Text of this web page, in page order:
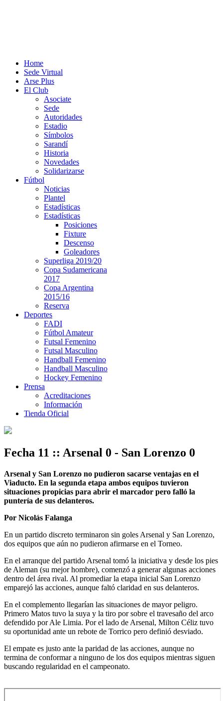
Home
Sede Virtual
Arse Plus
El Club
Asociate
Sede
Autoridades
Estadio
Símbolos
Sarandí
Historia
Novedades
Solidarizarse
Fútbol
Noticias
Plantel
Estadísticas
Estadísticas
Posiciones
Fixture
Descenso
Goleadores
Superliga 2019/20
Copa Sudamericana
2017
Copa Argentina
2015/16
Reserva
Deportes
FADI
Fútbol Amateur
Futsal Femenino
Futsal Masculino
Handball Femenino
Handball Masculino
Hockey Femenino
Prensa
Acreditaciones
Información
Tienda Oficial
Fecha 11 :: Arsenal 0 - San Lorenzo 0
Arsenal y San Lorenzo no pudieron sacarse ventajas en el
Viaducto. En la segunda etapa ambos equipos tuvieron
situaciones propicias para abrir el marcador pero falló la
puntería de sus delanteros.
Por Nicolás Falanga
En un partido discreto terminaron sin goles Arsenal y San Lorenzo,
dos equipos que aún no pudieron afirmarse en el Torneo.
En el arranque del partido Arsenal tomó la iniciativa y desde los pies
de Aleman (su mejor hombre), comenzó a generar algunas acciones
dentro del área rival. Al promediar la etapa inicial San Lorenzo
emparejó las acciones, aunque faltó claridad en sus delanteros.
En el complemento llegarían las situaciones de mayor peligro.
Primero Matos tuvo la suya y la tiro por sobre el travesaño del arco
defendido por Ale Limia. Por el lado de Arsenal, Milton Céliz tuvo
su oportunidad ante un rebote de Torrico pero definió desviado.
El empate es justo ante la paridad de las acciones, aunque no
termina de conformar a ninguno de los dos equipos mientras siguen
buscando regularidad en el campeonato.